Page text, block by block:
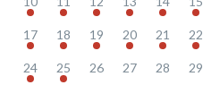
17 18 19 20 21 22
24 25 26 27 28 29